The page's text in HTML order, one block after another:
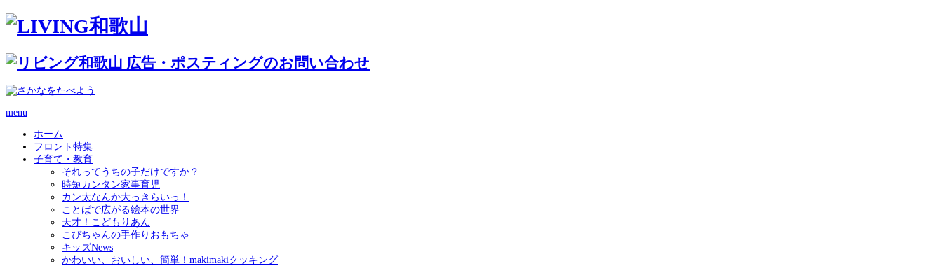
menu
ホーム
フロント特集
子育て・教育
それってうちの子だけですか？
時短カンタン家事育児
カン太なんか大っきらいっ！
ことばで広がる絵本の世界
天才！こどもりあん
こぴちゃんの手作りおもちゃ
キッズNews
かわいい、おいしい、簡単！makimakiクッキング